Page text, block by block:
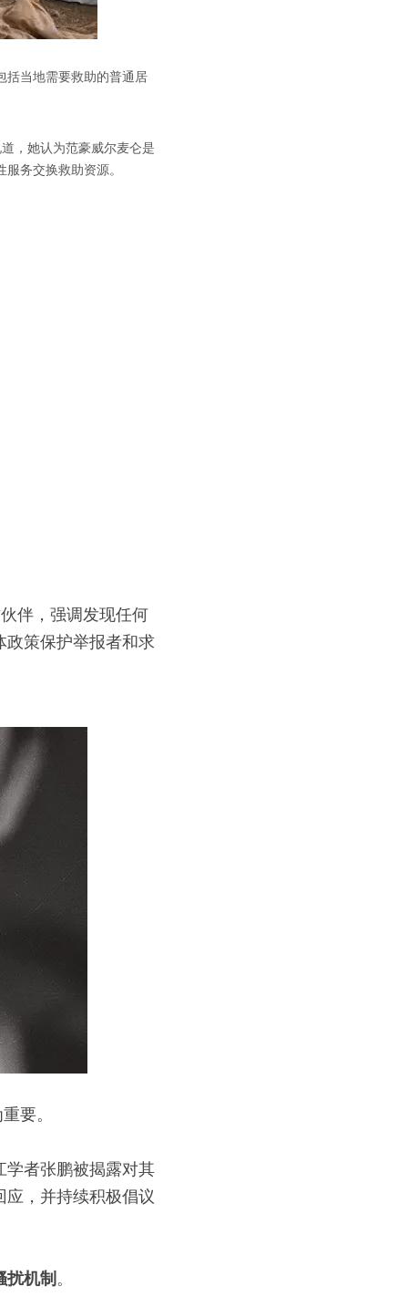
括当地需要救助的普通居
，她认为范豪威尔麦仑是
务交换救助资源。
伴，强调发现任何
政策保护举报者和求
要。
学者张鹏被揭露对其
，并持续积极倡议
扰机制 。